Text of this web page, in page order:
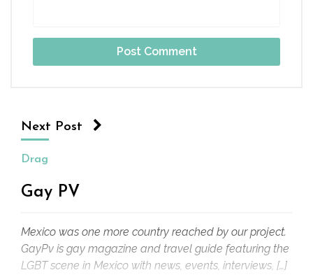
Next Post
Drag
Gay PV
Mexico was one more country reached by our project.
GayPv is gay magazine and travel guide featuring the
LGBT scene in Mexico with news, events, interviews, […]